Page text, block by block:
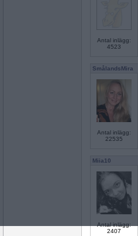
Antal inlägg:
4523
SmålandsMira
Antal inlägg:
22535
Miia10
Antal inlägg:
2407